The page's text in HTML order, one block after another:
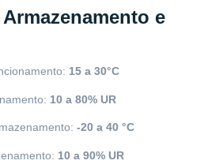
e
15 a 30°C
10 a 80% UR
-20 a 40 °C
10 a 90% UR